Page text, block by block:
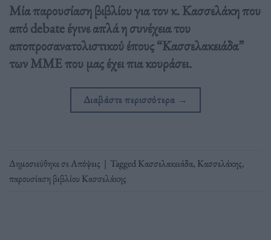
Μία παρουσίαση βιβλίου για τον κ. Κασσελάκη που
από debate έγινε απλά η συνέχεια του
αποπροσανατολιστικού έπους “Κασσελακειάδα”
των ΜΜΕ που μας έχει πια κουράσει.
Διαβάστε περισσότερα →
Δημοσιεύθηκε σεΑπόψεις | TaggedΚασσελακειάδα, Κασσελάκης,
παρουσίαση βιβλίου Κασσελάκης